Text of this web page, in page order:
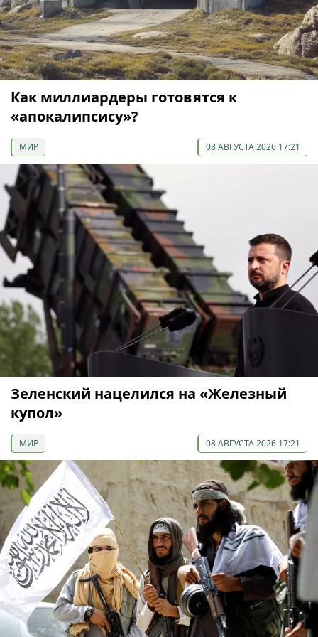
Как миллиардеры готовятся к
«апокалипсису»?
МИР 08 АВГУСТА 2026 17:21
Зеленский нацелился на «Железный
купол»
МИР 08 АВГУСТА 2026 17:21